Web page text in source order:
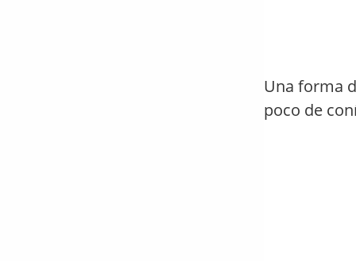
Una forma
poco de